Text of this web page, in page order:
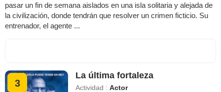
pasar un fin de semana aislados en una isla solitaria y alejada de
la civilización, donde tendrán que resolver un crimen ficticio. Su
entrenador, el agente ...
3
La última fortaleza
Actividad :Actor